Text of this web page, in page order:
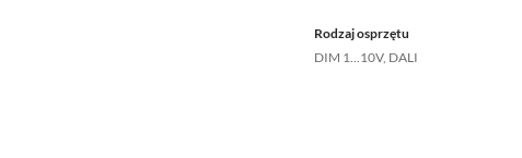
Rodzaj osprzętu
DIM 1...10V, DALI